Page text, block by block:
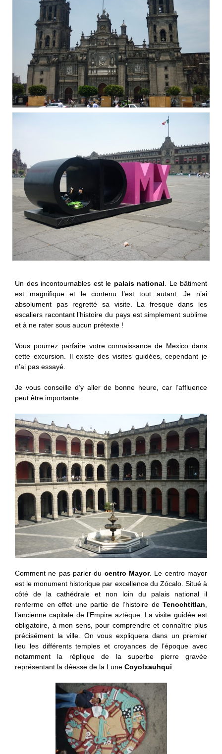
Un des incontournables est le palais national . Le bâtiment
est magnifique et le contenu l’est tout autant. Je n’ai
absolument pas regretté sa visite. La fresque dans les
escaliers racontant l’histoire du pays est simplement sublime
et à ne rater sous aucun prétexte !
Vous pourrez parfaire votre connaissance de Mexico dans
cette excursion. Il existe des visites guidées, cependant je
n’ai pas essayé.
Je vous conseille d’y aller de bonne heure, car l’affluence
peut être importante.
Comment ne pas parler du centro Mayor. Le centro mayor
est le monument historique par excellence du Zócalo. Situé à
côté de la cathédrale et non loin du palais national il
renferme en effet une partie de l’histoire de Tenochtitlan
l’ancienne capitale de l’Empire aztèque. La visite guidée est
obligatoire, à mon sens, pour comprendre et connaître plus
précisément la ville. On vous expliquera dans un premier
lieu les différents temples et croyances de l’époque avec
notamment la réplique de la superbe pierre gravée
représentant la déesse de la Lune Coyolxauhqui